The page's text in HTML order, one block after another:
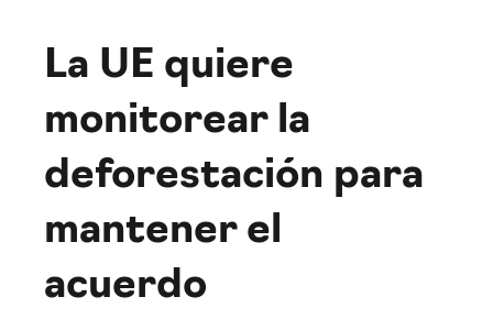
La UE quiere
monitorear la
deforestación para
mantener el
acuerdo